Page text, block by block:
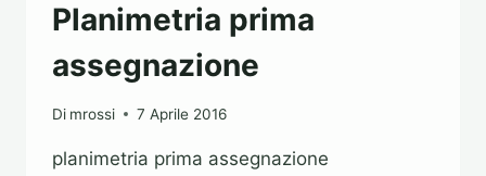
Planimetria prima
assegnazione
Di mrossi 7 Aprile 2016
planimetria prima assegnazione